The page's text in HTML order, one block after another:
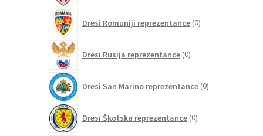
Dresi Romuniji reprezentance 0izdelkov
Dresi Rusija reprezentance 0izdelkov
Dresi San Marino reprezentance 0izdelkov
Dresi Škotska reprezentance 0izdelkov